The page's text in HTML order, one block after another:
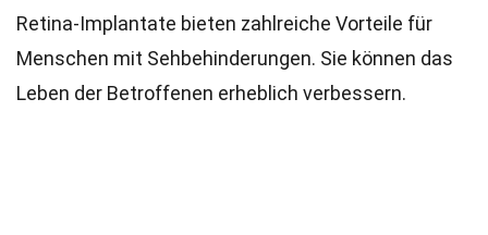
Retina-Implantate bieten zahlreiche Vorteile für
Menschen mit Sehbehinderungen. Sie können das
Leben der Betroffenen erheblich verbessern.